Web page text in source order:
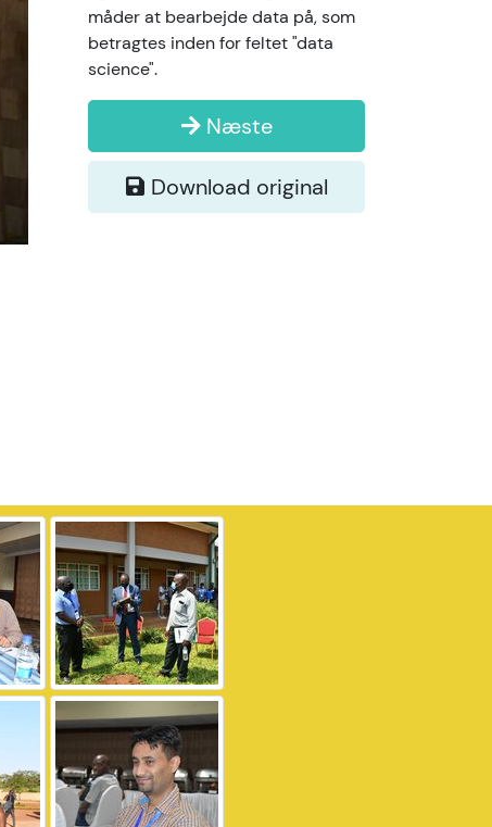
måder at bearbejde data på, som
betragtes inden for feltet "data
science".
Næste
Download original